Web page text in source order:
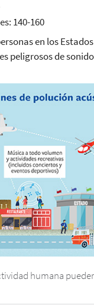
140-160
en los
peligrosos de
humana